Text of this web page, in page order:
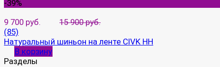
-39%
9 700 руб.
15 900 руб.
(85)
Натуральный шиньон на ленте CIVK HH
В корзину
Разделы